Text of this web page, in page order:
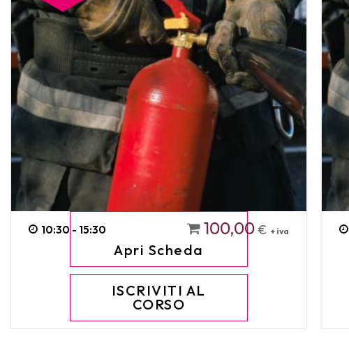
10:30 - 15:30 100,00€ + iva
Apri Scheda
ISCRIVITI AL
CORSO